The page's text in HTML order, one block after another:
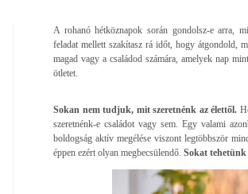
A rohanó hétköznapok során gondolsz-e arra,
feladat mellett szakítasz rá időt, hogy átgondold,
magad vagy a családod számára, amelyek nap
ötletet.
Sokan nem tudjuk, mit szeretnénk az élettől.
szeretnénk-e családot vagy sem. Egy valami
boldogság aktív megélése viszont legtöbbször
éppen ezért olyan megbecsülendő. Sokat tehetünk